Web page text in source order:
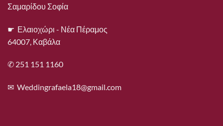
Σαμαρίδου Σοφία
☛ Ελαιοχώρι - Νέα Πέραμος
64007, Καβάλα
✆ 251 151 1160
✉ Weddingrafaela18@gmail.com